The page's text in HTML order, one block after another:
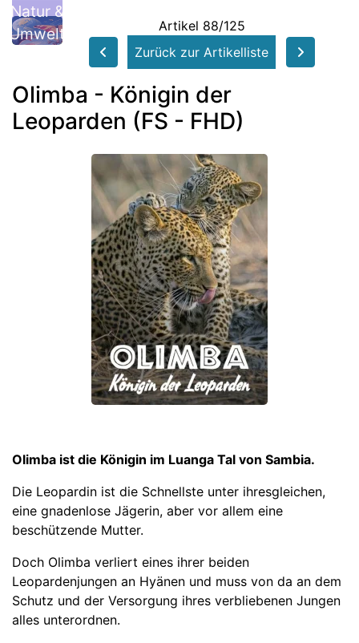
Natur &
Umwelt
Artikel 88/125
Zurück zur Artikelliste
Olimba - Königin der
Leoparden (FS - FHD)
Olimba ist die Königin im Luanga Tal von Sambia.
Die Leopardin ist die Schnellste unter ihresgleichen,
eine gnadenlose Jägerin, aber vor allem eine
beschützende Mutter.
Doch Olimba verliert eines ihrer beiden
Leopardenjungen an Hyänen und muss von da an dem
Schutz und der Versorgung ihres verbliebenen Jungen
alles unterordnen.